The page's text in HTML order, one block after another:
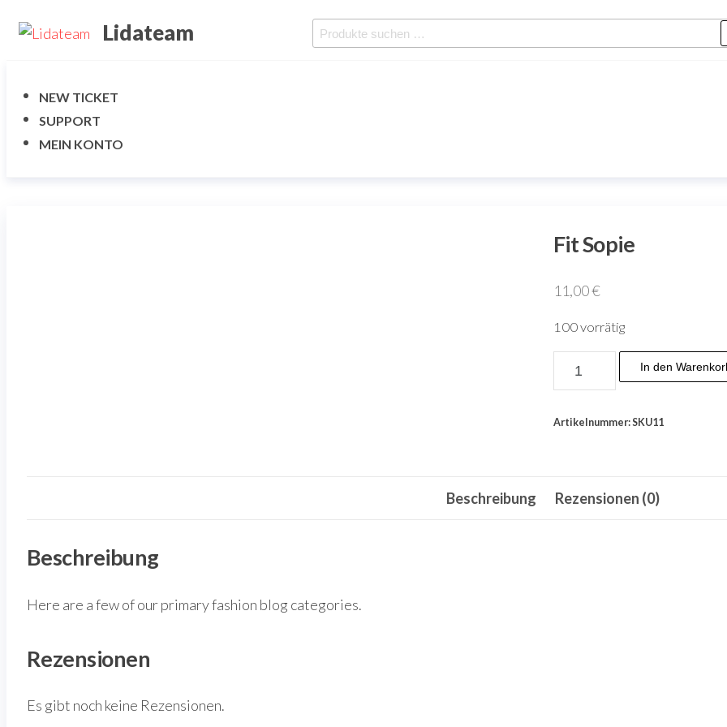
Inhalt
Lidateam
Suche
nach:
NEW TICKET
SUPPORT
MEIN KONTO
Fit Sopie
11,00€
100 vorrätig
In den
Artikelnummer:SKU11
Beschreibung Rezensionen (0)
Beschreibung
Here are a few of our primary fashion blog categories.
Rezensionen
Es gibt noch keine Rezensionen.